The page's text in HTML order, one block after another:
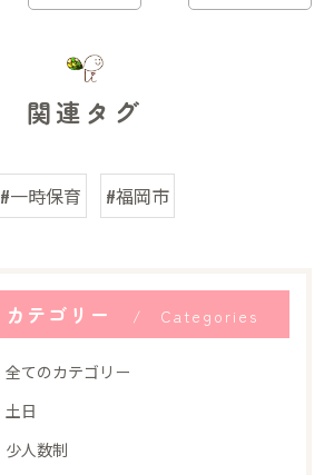
関連タグ
#一時保育 #福岡市
カテゴリー Categories
全てのカテゴリー
土日
少人数制